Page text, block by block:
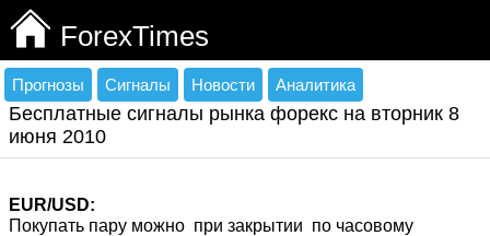
ForexTimes
Прогнозы Сигналы Новости Аналитика
Бесплатные сигналы рынка форекс на вторник 8
июня 2010
EUR/USD:
Покупать пару можно при закрытии по часовому